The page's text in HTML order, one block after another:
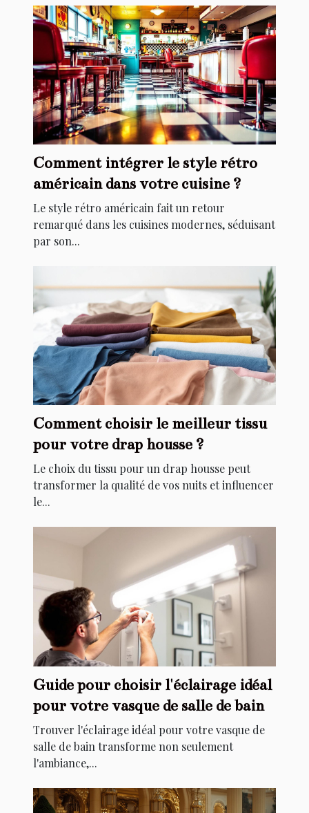
Comment intégrer le style rétro
américain dans votre cuisine ?
Le style rétro américain fait un retour
remarqué dans les cuisines modernes, séduisant
par son...
Comment choisir le meilleur tissu
pour votre drap housse ?
Le choix du tissu pour un drap housse peut
transformer la qualité de vos nuits et influencer
le...
Guide pour choisir l'éclairage idéal
pour votre vasque de salle de bain
Trouver l'éclairage idéal pour votre vasque de
salle de bain transforme non seulement
l'ambiance,...